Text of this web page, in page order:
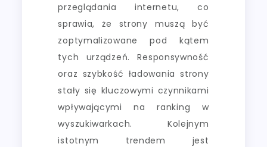
przeglądania internetu, co
sprawia, że strony muszą być
zoptymalizowane pod kątem
tych urządzeń. Responsywność
oraz szybkość ładowania strony
stały się kluczowymi czynnikami
wpływającymi na ranking w
wyszukiwarkach. Kolejnym
istotnym trendem jest